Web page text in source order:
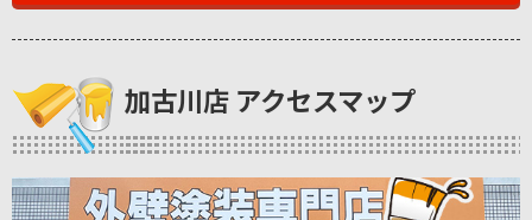
加古川店 アクセスマップ